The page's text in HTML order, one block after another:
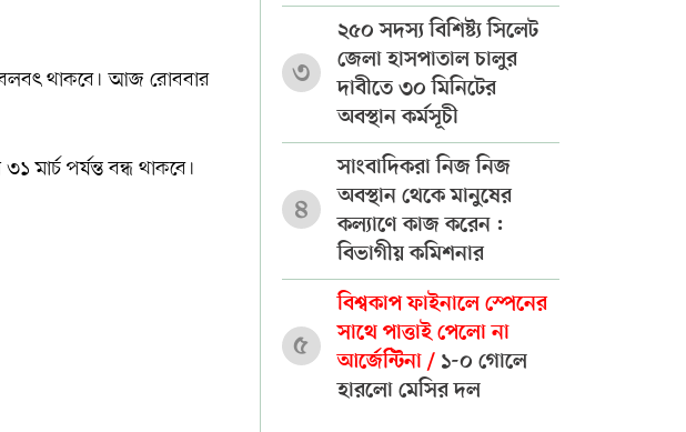
বলবৎ থাকবে। আজ রোববার
পর্যন্ত বন্ধ থাকবে।
৩
২৫০ সদস্য বিশিষ্ট্য সিলেট
জেলা হাসপাতাল চালুর
দাবীতে ৩০ মিনিটের
অবস্থান কর্মসূচী
৪
সাংবাদিকরা নিজ নিজ
অবস্থান থেকে মানুষের
কল্যাণে কাজ করেন :
বিভাগীয় কমিশনার
৫
বিশ্বকাপ ফাইনালে স্পেনের
সাথে পাত্তাই পেলো না
আর্জেন্টিনা / ১-০ গোলে
হারলো মেসির দল